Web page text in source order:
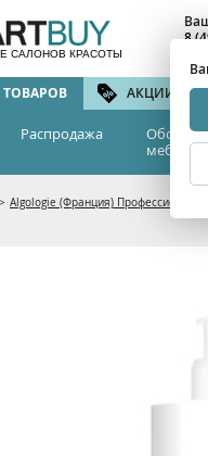
САЛОНОВ КРАСОТЫ
8
ТОВАРОВ АКЦИИ И
Распродажа
мебель
> Algologie (Франция)